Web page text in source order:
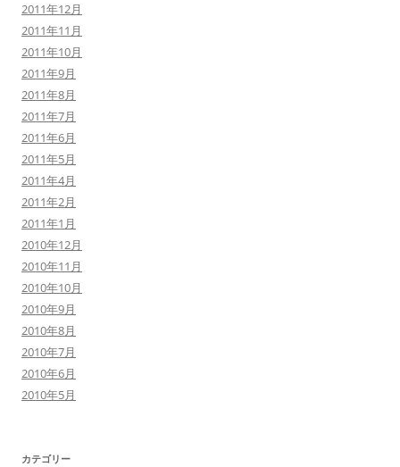
2011年12月
2011年11月
2011年10月
2011年9月
2011年8月
2011年7月
2011年6月
2011年5月
2011年4月
2011年2月
2011年1月
2010年12月
2010年11月
2010年10月
2010年9月
2010年8月
2010年7月
2010年6月
2010年5月
カテゴリー